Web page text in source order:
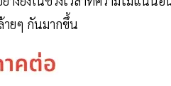
ายๆ กันมากขึ้น